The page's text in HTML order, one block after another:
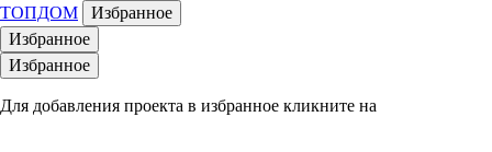
ТОПДОМ
Избранное
Избранное
Избранное
Для добавления проекта в избранное кликните на